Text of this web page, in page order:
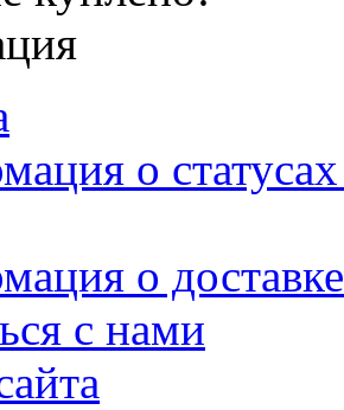
о статусах
о доставке
с нами